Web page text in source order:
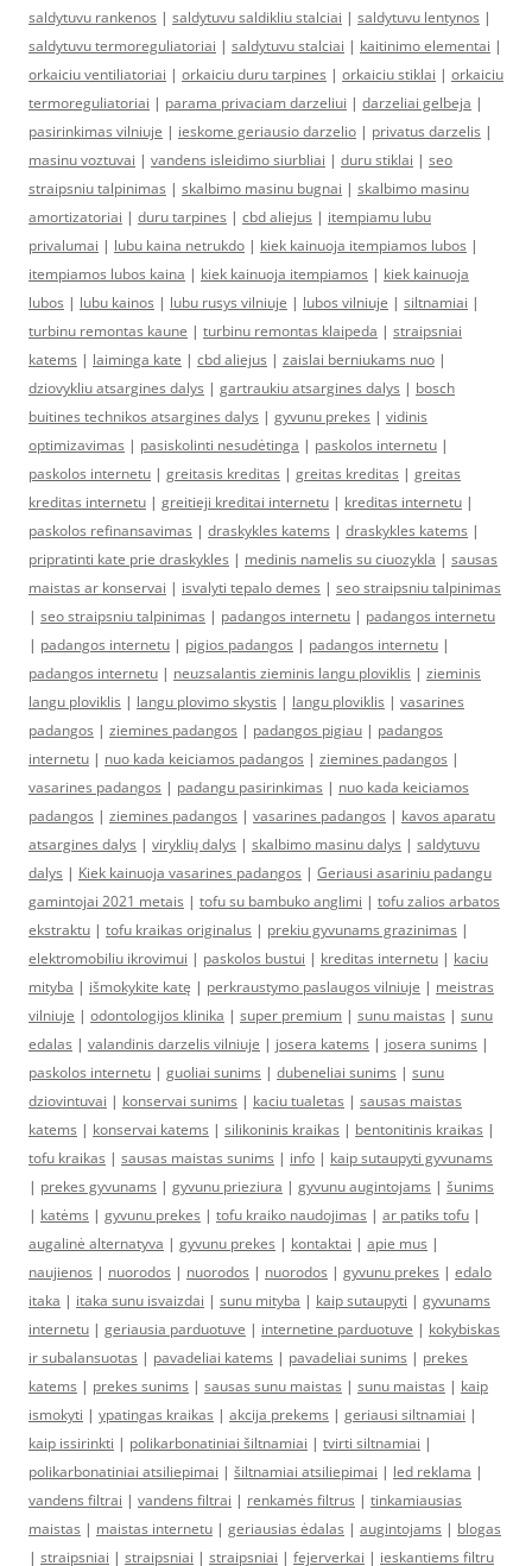
saldytuvu rankenos | saldytuvu saldikliu stalciai | saldytuvu lentynos |
saldytuvu termoreguliatoriai | saldytuvu stalciai | kaitinimo elementai |
orkaiciu ventiliatoriai | orkaiciu duru tarpines | orkaiciu stiklai | orkaiciu
termoreguliatoriai | parama privaciam darzeliui | darzeliai gelbeja |
pasirinkimas vilniuje | ieskome geriausio darzelio | privatus darzelis |
masinu voztuvai | vandens isleidimo siurbliai | duru stiklai | seo
straipsniu talpinimas | skalbimo masinu bugnai | skalbimo masinu
amortizatoriai | duru tarpines | cbd aliejus | itempiamu lubu
privalumai | lubu kaina netrukdo | kiek kainuoja itempiamos lubos |
itempiamos lubos kaina | kiek kainuoja itempiamos | kiek kainuoja
lubos | lubu kainos | lubu rusys vilniuje | lubos vilniuje | siltnamiai |
turbinu remontas kaune | turbinu remontas klaipeda | straipsniai
katems | laiminga kate | cbd aliejus | zaislai berniukams nuo |
dziovykliu atsargines dalys | gartraukiu atsargines dalys | bosch
buitines technikos atsargines dalys | gyvunu prekes | vidinis
optimizavimas | pasiskolinti nesudėtinga | paskolos internetu |
paskolos internetu | greitasis kreditas | greitas kreditas | greitas
kreditas internetu | greitieji kreditai internetu | kreditas internetu |
paskolos refinansavimas | draskykles katems | draskykles katems |
pripratinti kate prie draskykles | medinis namelis su ciuozykla | sausas
maistas ar konservai | isvalyti tepalo demes | seo straipsniu talpinimas
| seo straipsniu talpinimas | padangos internetu | padangos internetu
| padangos internetu | pigios padangos | padangos internetu |
padangos internetu | neuzsalantis zieminis langu ploviklis | zieminis
langu ploviklis | langu plovimo skystis | langu ploviklis | vasarines
padangos | ziemines padangos | padangos pigiau | padangos
internetu | nuo kada keiciamos padangos | ziemines padangos |
vasarines padangos | padangu pasirinkimas | nuo kada keiciamos
padangos | ziemines padangos | vasarines padangos | kavos aparatu
atsargines dalys | viryklių dalys | skalbimo masinu dalys | saldytuvu
dalys | Kiek kainuoja vasarines padangos | Geriausi asariniu padangu
gamintojai 2021 metais | tofu su bambuko anglimi | tofu zalios arbatos
ekstraktu | tofu kraikas originalus | prekiu gyvunams grazinimas |
elektromobiliu ikrovimui | paskolos bustui | kreditas internetu | kaciu
mityba | išmokykite katę | perkraustymo paslaugos vilniuje | meistras
vilniuje | odontologijos klinika | super premium | sunu maistas | sunu
edalas | valandinis darzelis vilniuje | josera katems | josera sunims |
paskolos internetu | guoliai sunims | dubeneliai sunims | sunu
dziovintuvai | konservai sunims | kaciu tualetas | sausas maistas
katems | konservai katems | silikoninis kraikas | bentonitinis kraikas |
tofu kraikas | sausas maistas sunims | info | kaip sutaupyti gyvunams
| prekes gyvunams | gyvunu prieziura | gyvunu augintojams | šunims
| katėms | gyvunu prekes | tofu kraiko naudojimas | ar patiks tofu |
augalinė alternatyva | gyvunu prekes | kontaktai | apie mus |
naujienos | nuorodos | nuorodos | nuorodos | gyvunu prekes | edalo
itaka | itaka sunu isvaizdai | sunu mityba | kaip sutaupyti | gyvunams
internetu | geriausia parduotuve | internetine parduotuve | kokybiskas
ir subalansuotas | pavadeliai katems | pavadeliai sunims | prekes
katems | prekes sunims | sausas sunu maistas | sunu maistas | kaip
ismokyti | ypatingas kraikas | akcija prekems | geriausi siltnamiai |
kaip issirinkti | polikarbonatiniai šiltnamiai | tvirti siltnamiai |
polikarbonatiniai atsiliepimai | šiltnamiai atsiliepimai | led reklama |
vandens filtrai | vandens filtrai | renkamės filtrus | tinkamiausias
maistas | maistas internetu | geriausias ėdalas | augintojams | blogas
| straipsniai | straipsniai | straipsniai | fejerverkai | ieskantiems filtru